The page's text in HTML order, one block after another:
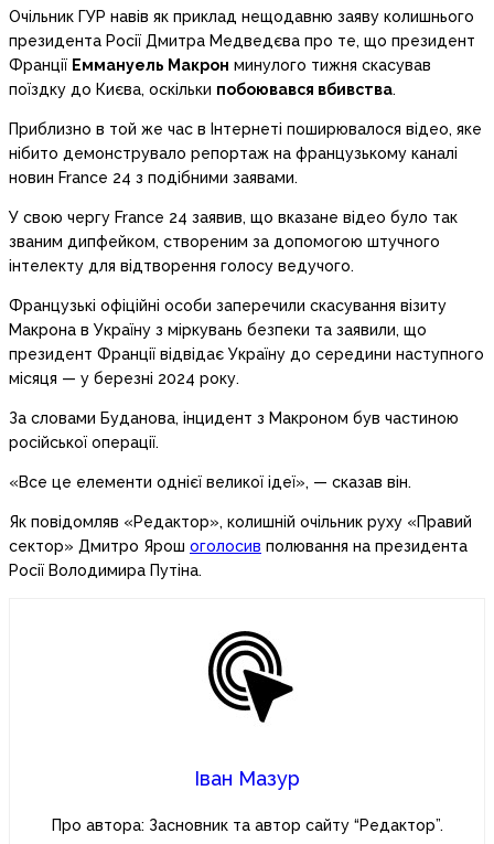
Очільник ГУР навів як приклад нещодавню заяву колишнього
президента Росії Дмитра Медведєва про те, що президент
Франції Еммануель Макрон минулого тижня скасував
поїздку до Києва, оскільки побоювався вбивства.
Приблизно в той же час в Інтернеті поширювалося відео, яке
нібито демонструвало репортаж на французькому каналі
новин France 24 з подібними заявами.
У свою чергу France 24 заявив, що вказане відео було так
званим дипфейком, створеним за допомогою штучного
інтелекту для відтворення голосу ведучого.
Французькі офіційні особи заперечили скасування візиту
Макрона в Україну з міркувань безпеки та заявили, що
президент Франції відвідає Україну до середини наступного
місяця — у березні 2024 року.
За словами Буданова, інцидент з Макроном був частиною
російської операції.
«Все це елементи однієї великої ідеї», — сказав він.
Як повідомляв «Редактор», колишній очільник руху «Правий
сектор» Дмитро Ярош оголосив полювання на президента
Росії Володимира Путіна.
Іван Мазур
Про автора: Засновник та автор сайту “Редактор”.